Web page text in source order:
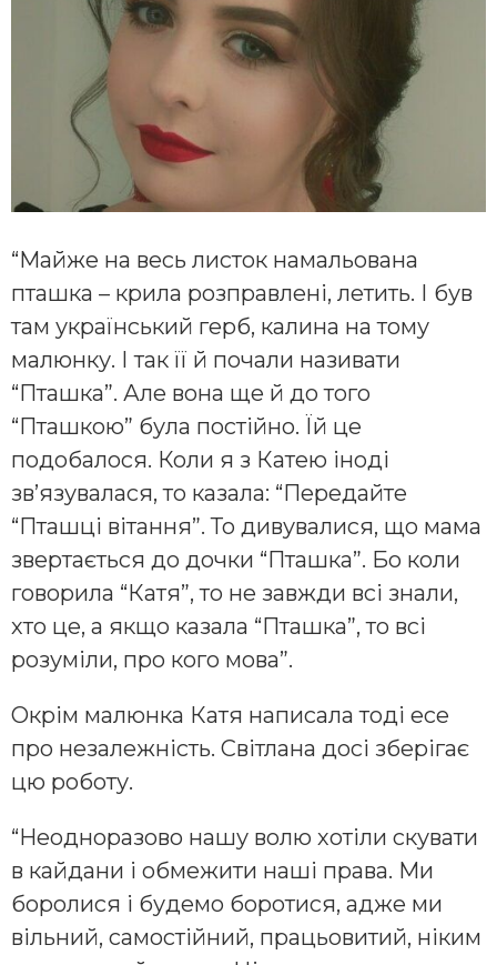
“Майже на весь листок намальована
пташка – крила розправлені, летить. І був
там український герб, калина на тому
малюнку. І так її й почали називати
“Пташка”. Але вона ще й до того
“Пташкою” була постійно. Їй це
подобалося. Коли я з Катею іноді
зв’язувалася, то казала: “Передайте
“Пташці вітання”. То дивувалися, що мама
звертається до дочки “Пташка”. Бо коли
говорила “Катя”, то не завжди всі знали,
хто це, а якщо казала “Пташка”, то всі
розуміли, про кого мова”.
Окрім малюнка Катя написала тоді есе
про незалежність. Світлана досі зберігає
цю роботу.
“Неодноразово нашу волю хотіли скувати
в кайдани і обмежити наші права. Ми
боролися і будемо боротися, адже ми
вільний, самостійний, працьовитий, ніким